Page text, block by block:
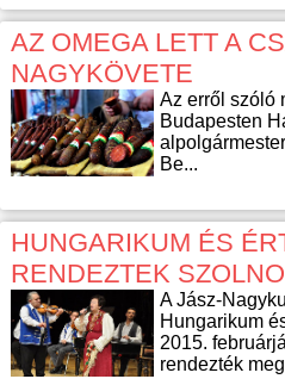
AZ OMEGA LETT A
NAGYKÖVETE
Az erről szóló
Budapesten
Be...
HUNGARIKUM ÉS
RENDEZTEK
A Jász-
Hungarikum
2015.
rendezték